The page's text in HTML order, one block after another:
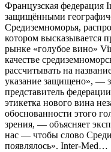
Французская федерация
защищёнными
Средиземноморья,
котором высказывается
рынке «голубое вино»
качестве
рассчитывать на
указание защищено», —
представитель
этикетка нового вина
обоснованности этого
зрения, — объясняет
нас — чтобы слово
появлялось». Inter-Med…